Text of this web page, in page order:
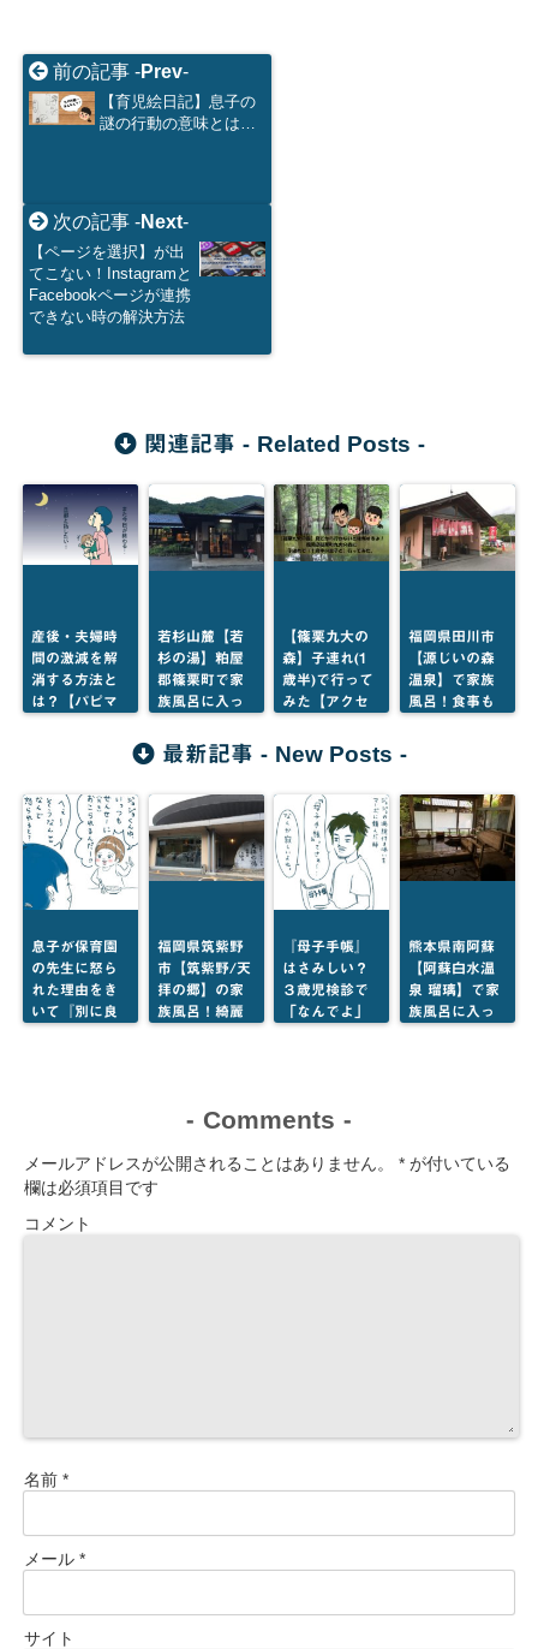
前の記事 -Prev-
【育児絵日記】息子の
謎の行動の意味とは…
次の記事 -Next-
【ページを選択】が出
てこない！Instagramと
Facebookページが連携
できない時の解決方法
関連記事 - Related Posts -
産後・夫婦時
間の激減を解
消する方法と
は？【パピマ
若杉山麓【若
杉の湯】粕屋
郡篠栗町で家
族風呂に入っ
アリ】
【篠栗九大の
森】子連れ(1
歳半)で行って
みた【アクセ
歩き方・持ち
物・周辺施
福岡県田川市
【源じいの森
温泉】で家族
風呂！食事も
最新記事 - New Posts -
息子が保育園
の先生に怒ら
れた理由をき
いて『別に良
福岡県筑紫野
市【筑紫野/天
拝の郷】の家
族風呂！綺麗
『母子手帳』
はさみしい？
３歳児検診で
「なんでよ」
熊本県南阿蘇
【阿蘇白水温
泉 瑠璃】で家
族風呂に入っ
- Comments -
メールアドレスが公開されることはありません。 * が付いている
欄は必須項目です
コメント
名前 *
メール *
サイト